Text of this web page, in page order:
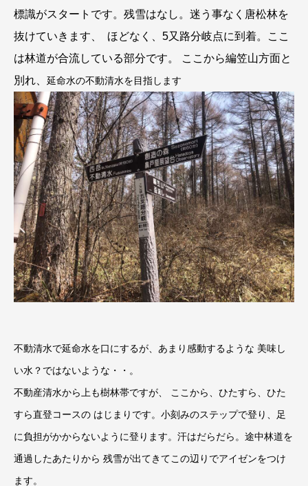
標識がスタートです。残雪はなし。迷う事なく唐松林を
抜けていきます、 ほどなく、5又路分岐点に到着。ここ
は林道が合流している部分です。 ここから編笠山方面と
別れ、 延命水の不動清水を目指します
不動清水で延命水を口にするが、あまり感動するような 美味し
い水？ではないような・・。
不動産清水から上も樹林帯ですが、 ここから、ひたすら、ひた
すら直登コースの はじまりです。小刻みのステップで登り、足
に負担がかからないように登ります。汗はだらだら。途中林道を
通過したあたりから 残雪が出てきてこの辺りでアイゼンをつけ
ます。